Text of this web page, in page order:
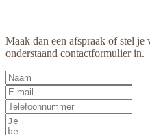
Maak dan een afspraak of stel je
onderstaand contactformulier in.